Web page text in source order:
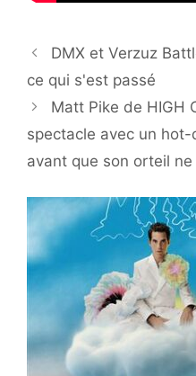
DMX et Verzuz
ce qui s'est passé
Matt Pike de HIGH
spectacle avec un
avant que son orteil